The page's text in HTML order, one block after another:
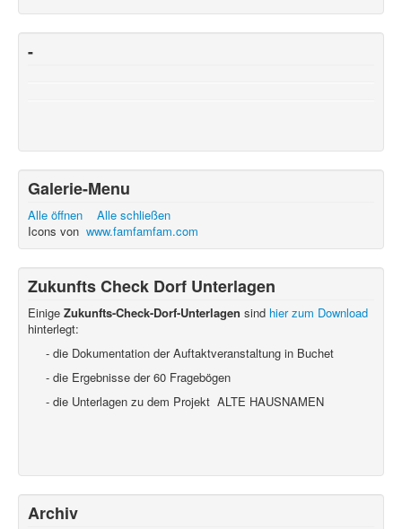
-
Galerie-Menu
Alle öffnen
Alle schließen
Icons von www.famfamfam.com
Zukunfts Check Dorf Unterlagen
Einige Zukunfts-Check-Dorf-Unterlagen sind hier zum Download
hinterlegt:
- die Dokumentation der Auftaktveranstaltung in Buchet
- die Ergebnisse der 60 Fragebögen
- die Unterlagen zu dem Projekt ALTE HAUSNAMEN
Archiv